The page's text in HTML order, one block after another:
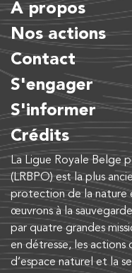
A propos
Nos actions
Contact
S'engager
S'informer
Crédits
La Ligue Royale Belge
(LRBPO) est la plus
protection de la nature
œuvrons à la
par quatre grandes
en détresse, les actions
d’espace naturel et la